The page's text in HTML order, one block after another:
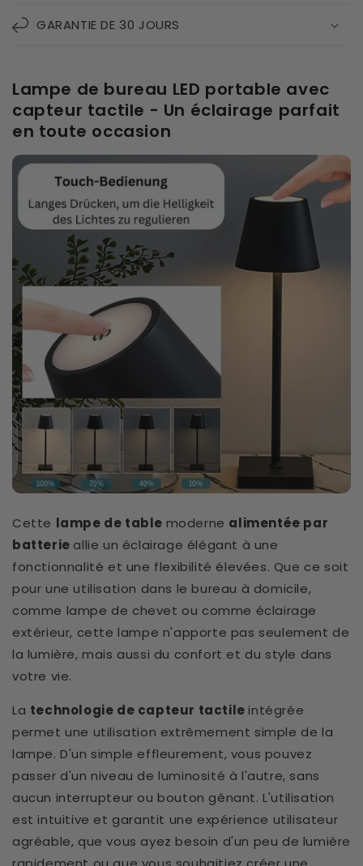
GARANTIE DE 30 JOURS
Lampe de bureau LED portable avec
capteur tactile - Un éclairage parfait
en toute occasion
Cette lampe de table moderne alimentée par
batterie allie un éclairage élégant à une
fonctionnalité et une flexibilité élevées. Que ce soit
pour une utilisation dans le bureau à domicile,
comme lampe de chevet ou comme éclairage
extérieur, cette lampe n'apporte pas seulement de
la lumière, mais aussi du confort et du style dans
votre vie.
La technologie de capteur tactileintégrée
permet une utilisation extrêmement simple de la
lampe. D'un simple effleurement, vous pouvez
passer d'un niveau de luminosité à l'autre, sans
aucun interrupteur ou bouton gênant. L'utilisation
est intuitive et garantit une expérience utilisateur
agréable, que vous ayez besoin d'un peu de lumière